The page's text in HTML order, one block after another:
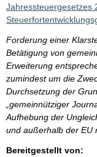
Jahressteuergesetzes
Forderung einer
Betätigung von
Erweiterung
zumindest um die
Durchsetzung der
„gemeinnütziger
Aufhebung der
und außerhalb der EU
Bereitgestellt von: